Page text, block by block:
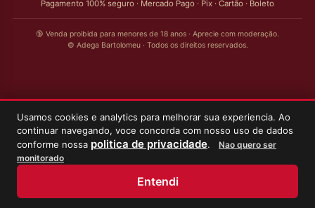
Usamos cookies e analytics para melhorar sua experiencia. Ao
continuar navegando, voce concorda com nosso uso de dados
conforme nossa politica de privacidade.
Nao quero ser
monitorado
Entendi
Pagamento 100% seguro · Mercado Pago · Pix · Cartão · Boleto
🔞 Venda proibida para menores de 18 anos · Aprecie com moderação.
© Adega Bartolomeu · Todos os direitos reservados.